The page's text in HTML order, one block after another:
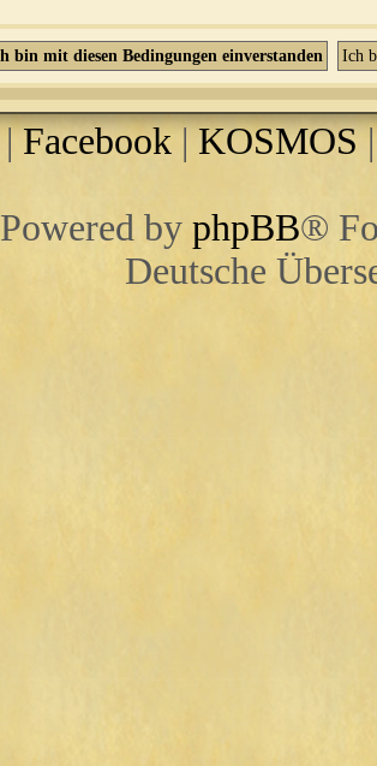
|Facebook | KOSMOS
Powered by phpBB®
Deutsche